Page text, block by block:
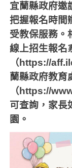
宜蘭縣政府邀
把握報名時間
受教保服務。
線上招生報名
（ https://
蘭縣政府教育
（ https://
可查詢，家長
園。